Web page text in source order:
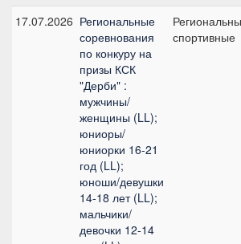
17.07.2026 Региональные
соревнования
по конкуру на
призы КСК
"Дерби" :
мужчины/
женщины (LL);
юниоры/
юниорки 16-21
год (LL);
юноши/девушки
14-18 лет (LL);
мальчики/
девочки 12-14
спортивные